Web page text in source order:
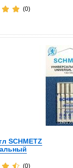
(0)
SCHMETZ
(0)